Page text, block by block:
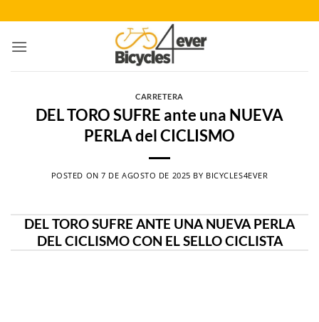
al
contenido
CARRETERA
DEL TORO SUFRE ante una NUEVA
PERLA del CICLISMO
POSTED ON7 DE AGOSTO DE 2025 BY BICYCLES4EVER
DEL TORO SUFRE ANTE UNA NUEVA PERLA
DEL CICLISMO CON EL SELLO CICLISTA